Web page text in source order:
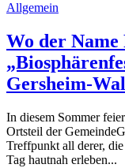
Allgemein
Wo der
Gersheim-
In diesem Sommer
Ortsteil der
Treffpunkt all derer,
Tag hautnah erleben...